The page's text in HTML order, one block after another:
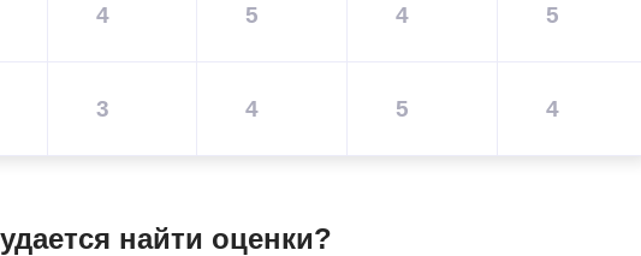
4 5 4 5
3 4 5 4
найти оценки?